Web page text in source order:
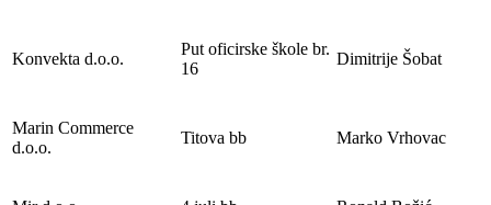
Konvekta d.o.o.
Put oficirske škole br.
16
Dimitrije Šobat
Marin Commerce
d.o.o.
Titova bb Marko Vrhovac